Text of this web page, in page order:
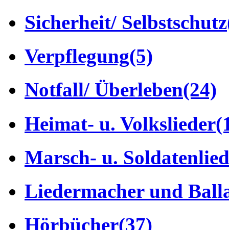
Sicherheit/ Selbstschutz
Verpflegung(5)
Notfall/ Überleben(24)
Heimat- u. Volkslieder
Marsch- u.
Liedermacher und
Hörbücher(37)